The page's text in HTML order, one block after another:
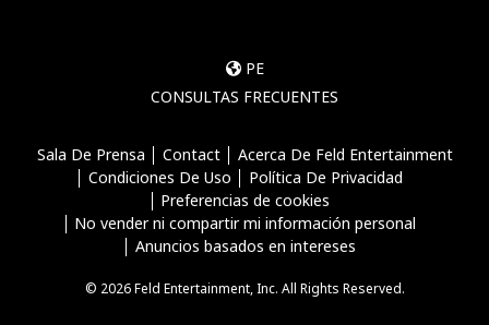
PE
CONSULTAS FRECUENTES
Sala De Prensa Contact
Acerca De Feld Entertainment
Condiciones De Uso
Política De Privacidad
Preferencias de cookies
No vender ni compartir mi información personal
Anuncios basados en intereses
© 2026 Feld Entertainment, Inc. All Rights Reserved.